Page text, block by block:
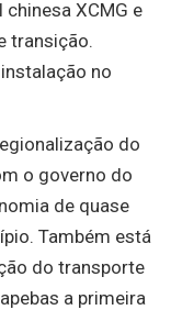
XCMG e
transição.
no
do
o governo do
de quase
Também está
do transporte
a primeira